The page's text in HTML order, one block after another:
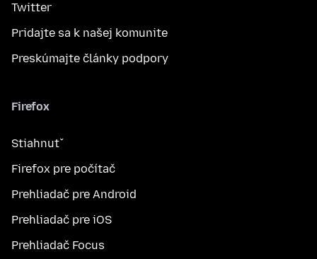
Twitter
Pridajte sa k našej komunite
Preskúmajte články podpory
Firefox
Stiahnuť
Firefox pre počítač
Prehliadač pre Android
Prehliadač pre iOS
Prehliadač Focus